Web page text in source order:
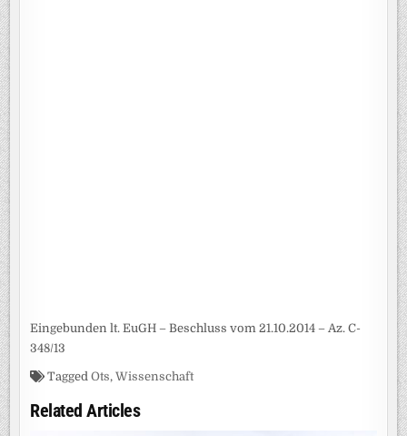
Eingebunden lt. EuGH – Beschluss vom 21.10.2014 – Az. C-
348/13
TaggedOts,Wissenschaft
Related Articles